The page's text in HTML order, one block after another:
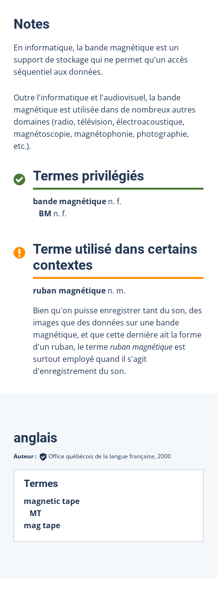
Notes:
En informatique, la bande magnétique est un
support de stockage qui ne permet qu'un accès
séquentiel aux données.
Outre l'informatique et l'audiovisuel, la bande
magnétique est utilisée dans de nombreux autres
domaines (radio, télévision, électroacoustique,
magnétoscopie, magnétophonie, photographie,
etc.).
Termes privilégiés:
bande magnétique n. f.
BM n. f.
Terme utilisé dans certains
contextes:
ruban magnétique n. m.
Bien qu'on puisse enregistrer tant du son, des
images que des données sur une bande
magnétique, et que cette dernière ait la forme
d'un ruban, le termeruban magnétique est
surtout employé quand il s'agit
d'enregistrement du son.
Traductions
anglais
Auteur : Office québécois de la langue française, 2000
Termes
magnetic tape
MT
mag tape